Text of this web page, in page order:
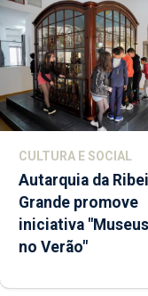
CULTURA E SOCIAL
Autarquia da
Grande promove
iniciativa "Museus
no Verão"